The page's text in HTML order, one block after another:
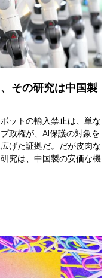
その研究は中国製
ットの輸入禁止は、単な
政権が、AI保護の対象を
げた証拠だ。だが皮肉な
究は、中国製の安価な機